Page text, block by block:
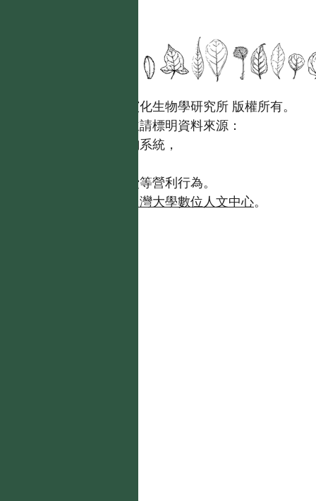
國立台灣大學生態學與演化生物學研究所 版權所有。
歡迎引用本網站資料，並請標明資料來源：
【台灣植物資訊整合查詢系統，
且不得有收取資料查詢費等營利行為。
台灣大學數位人文中心。